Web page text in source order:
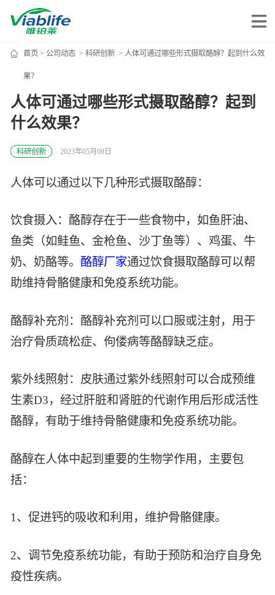
唯铂莱
公司介绍
公司团队
公司动态
加入我们
唯产品
美妆护肤
健康食品
生物制药
其他
唯创新
智能生物乐高平台
高通量骐骥平台
鸿鹄实验室
可持续发展
联系我们
首页 > 公司动态> 科研创新> 人体可通过哪些形式摄取酪醇？起到什么效
果？
人体可通过哪些形式摄取酪醇？起到
什么效果？
科研创新 2023年05月08日
人体可以通过以下几种形式摄取酪醇：
饮食摄入：酪醇存在于一些食物中，如鱼肝油、
鱼类（如鲑鱼、金枪鱼、沙丁鱼等）、鸡蛋、牛
奶、奶酪等。 酪醇厂家通过饮食摄取酪醇可以帮
助维持骨骼健康和免疫系统功能。
酪醇补充剂：酪醇补充剂可以口服或注射，用于
治疗骨质疏松症、佝偻病等酪醇缺乏症。
紫外线照射：皮肤通过紫外线照射可以合成预维
生素D3，经过肝脏和肾脏的代谢作用后形成活性
酪醇，有助于维持骨骼健康和免疫系统功能。
酪醇在人体中起到重要的生物学作用，主要包
括：
1、促进钙的吸收和利用，维护骨骼健康。
2、调节免疫系统功能，有助于预防和治疗自身免
疫性疾病。